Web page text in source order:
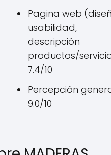
Pagina web
usabilidad,
descripción
productos/
7.4/10
Percepción
9.0/10